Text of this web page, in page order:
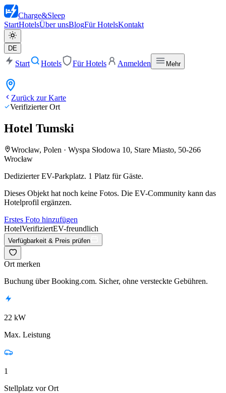
Charge&Sleep
StartHotelsÜber unsBlogFür HotelsKontakt
DE
Start Hotels Für Hotels Anmelden Mehr
Zurück zur Karte
Verifizierter Ort
Hotel Tumski
Wrocław, Polen · Wyspa Słodowa 10, Stare Miasto, 50-266
Wrocław
Dedizierter EV-Parkplatz. 1 Platz für Gäste.
Dieses Objekt hat noch keine Fotos. Die EV-Community kann das
Hotelprofil ergänzen.
Erstes Foto hinzufügen
HotelVerifiziertEV-freundlich
Verfügbarkeit & Preis prüfen
Ort merken
Buchung über Booking.com. Sicher, ohne versteckte Gebühren.
22 kW
Max. Leistung
1
Stellplatz vor Ort